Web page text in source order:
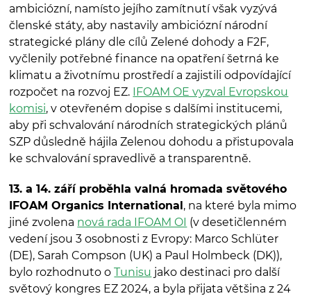
ambiciózní, namísto jejího zamítnutí však vyzývá
členské státy, aby nastavily ambiciózní národní
strategické plány dle cílů Zelené dohody a F2F,
vyčlenily potřebné finance na opatření šetrná ke
klimatu a životnímu prostředí a zajistili odpovídající
rozpočet na rozvoj EZ. IFOAM OE vyzval Evropskou
komisi, v otevřeném dopise s dalšími institucemi,
aby při schvalování národních strategických plánů
SZP důsledně hájila Zelenou dohodu a přistupovala
ke schvalování spravedlivě a transparentně.
13. a 14. září proběhla valná hromada světového
IFOAM Organics International, na které byla mimo
jiné zvolena nová rada IFOAM OI (v desetičlenném
vedení jsou 3 osobnosti z Evropy: Marco Schlüter
(DE), Sarah Compson (UK) a Paul Holmbeck (DK)),
bylo rozhodnuto oTunisu jako destinaci pro další
světový kongres EZ 2024, a byla přijata většina z 24